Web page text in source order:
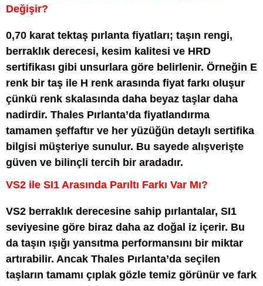
Değişir?
0,70 karat tektaş pırlanta fiyatları; taşın rengi,
berraklık derecesi, kesim kalitesi ve HRD
sertifikası gibi unsurlara göre belirlenir. Örneğin E
renk bir taş ile H renk arasında fiyat farkı oluşur
çünkü renk skalasında daha beyaz taşlar daha
nadirdir. Thales Pırlanta’da fiyatlandırma
tamamen şeffaftır ve her yüzüğün detaylı sertifika
bilgisi müşteriye sunulur. Bu sayede alışverişte
güven ve bilinçli tercih bir aradadır.
VS2 ile SI1 Arasında Parıltı Farkı Var Mı?
VS2 berraklık derecesine sahip pırlantalar, SI1
seviyesine göre biraz daha az doğal iz içerir. Bu
da taşın ışığı yansıtma performansını bir miktar
artırabilir. Ancak Thales Pırlanta’da seçilen
taşların tamamı çıplak gözle temiz görünür ve fark